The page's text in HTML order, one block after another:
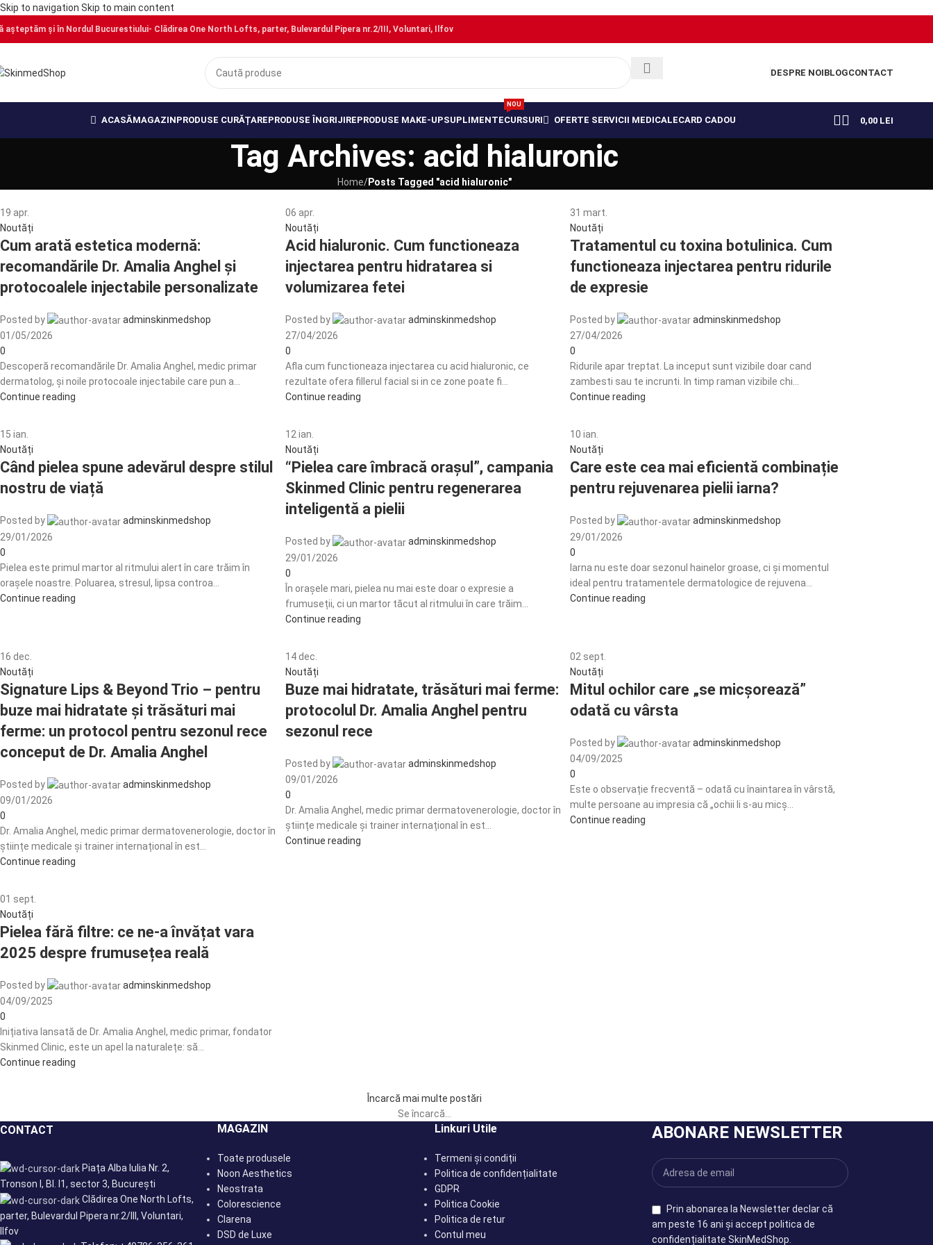
Skip to navigation Skip to main content
așteptăm și în Nordul Bucurestiului- Clădirea One North Lofts, parter, Bulevardul Pipera nr.2/III, Voluntari, Ilfov
DESPRE NOIBLOGCONTACT
ACASĂMAGAZINPRODUSE CURĂȚAREPRODUSE ÎNGRIJIREPRODUSE MAKE-UPSUPLIMENTECURSURI
NOU
OFERTE SERVICII MEDICALECARD CADOU 0,00 LEI
Tag Archives: acid hialuronic
Home/Posts Tagged "acid hialuronic"
19 apr.
Noutăți
Cum arată estetica modernă:
recomandările Dr. Amalia Anghel și
protocoalele injectabile personalizate
Posted by
adminskinmedshop
01/05/2026
0
Descoperă recomandările Dr. Amalia Anghel, medic primar
dermatolog, și noile protocoale injectabile care pun a...
Continue reading
06 apr.
Noutăți
Acid hialuronic. Cum functioneaza
injectarea pentru hidratarea si
volumizarea fetei
Posted by
adminskinmedshop
27/04/2026
0
Afla cum functioneaza injectarea cu acid hialuronic, ce
rezultate ofera fillerul facial si in ce zone poate fi...
Continue reading
31mart.
Noutăți
Tratamentul cu toxina botulinica. Cum
functioneaza injectarea pentru ridurile
de expresie
Posted by
adminskinmedshop
27/04/2026
0
Ridurile apar treptat. La inceput sunt vizibile doar cand
zambesti sau te incrunti. In timp raman vizibile chi...
Continue reading
15 ian.
Noutăți
Când pielea spune adevărul despre stilul
nostru de viață
Posted by
adminskinmedshop
29/01/2026
0
Pielea este primul martor al ritmului alert în care trăim în
orașele noastre. Poluarea, stresul, lipsa controa...
Continue reading
12ian.
Noutăți
“Pielea care îmbracă orașul”, campania
Skinmed Clinic pentru regenerarea
inteligentă a pielii
Posted by
adminskinmedshop
29/01/2026
0
În orașele mari, pielea nu mai este doar o expresie a
frumuseții, ci un martor tăcut al ritmului în care trăim...
Continue reading
10ian.
Noutăți
Care este cea mai eficientă combinație
pentru rejuvenarea pielii iarna?
Posted by
adminskinmedshop
29/01/2026
0
Iarna nu este doar sezonul hainelor groase, ci și momentul
ideal pentru tratamentele dermatologice de rejuvena...
Continue reading
16 dec.
Noutăți
Signature Lips & Beyond Trio – pentru
buze mai hidratate și trăsături mai
ferme: un protocol pentru sezonul rece
conceput de Dr. Amalia Anghel
Posted by
adminskinmedshop
09/01/2026
0
Dr. Amalia Anghel, medic primar dermatovenerologie, doctor în
științe medicale și trainer internațional în est...
Continue reading
14 dec.
Noutăți
Buze mai hidratate, trăsături mai ferme:
protocolul Dr. Amalia Anghel pentru
sezonul rece
Posted by
adminskinmedshop
09/01/2026
0
Dr. Amalia Anghel, medic primar dermatovenerologie, doctor în
științe medicale și trainer internațional în est...
Continue reading
02 sept.
Noutăți
Mitul ochilor care „se micșorează”
odată cu vârsta
Posted by
adminskinmedshop
04/09/2025
0
Este o observație frecventă – odată cu înaintarea în vârstă,
multe persoane au impresia că „ochii li s-au micș...
Continue reading
01 sept.
Noutăți
Pielea fără filtre: ce ne-a învățat vara
2025 despre frumusețea reală
Posted by
adminskinmedshop
04/09/2025
0
Inițiativa lansată de Dr. Amalia Anghel, medic primar, fondator
Skinmed Clinic, este un apel la naturalețe: să...
Continue reading
Încarcă mai multe postări
Se încarcă...
CONTACT
Piața Alba Iulia Nr. 2,
Tronson I, Bl. I1, sector 3, București
Clădirea One North Lofts,
parter, Bulevardul Pipera nr.2/III, Voluntari,
Ilfov
MAGAZIN
Toate produsele
Noon Aesthetics
Neostrata
Colorescience
Clarena
DSD de Luxe
Linkuri Utile
Termeni și condiții
Politica de confidențialitate
GDPR
Politica Cookie
Politica de retur
Contul meu
ABONARE NEWSLETTER
Prin abonarea la Newsletter declar că
am peste 16 ani și accept politica de
confidențialitate SkinMedShop.